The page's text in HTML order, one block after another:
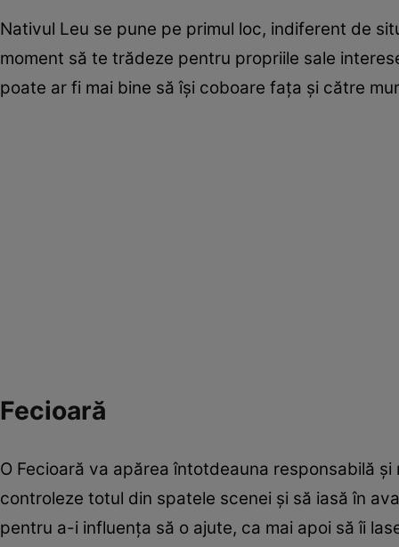
Nativul Leu se pune pe primul loc, indiferent de
moment să te trădeze pentru propriile sale
poate ar fi mai bine să îşi coboare faţa şi către
Fecioară
O Fecioară va apărea întotdeauna responsabilă
controleze totul din spatele scenei şi să iasă în
pentru a-i influenţa să o ajute, ca mai apoi să îi